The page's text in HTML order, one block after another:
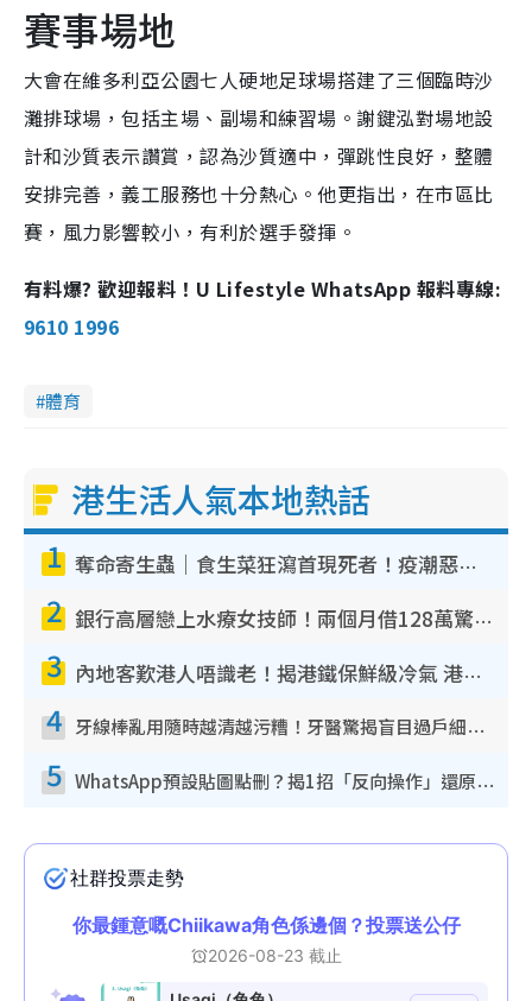
賽事場地
大會在維多利亞公園七人硬地足球場搭建了三個臨時沙
灘排球場，包括主場、副場和練習場。謝鍵泓對場地設
計和沙質表示讚賞，認為沙質適中，彈跳性良好，整體
安排完善，義工服務也十分熱心。他更指出，在市區比
賽，風力影響較小，有利於選手發揮。
有料爆? 歡迎報料！U Lifestyle WhatsApp 報料專線:
9610 1996
體育
港生活人氣本地熱話
1 奪命寄生蟲｜食生菜狂瀉首現死者！疫潮惡化錄1.8萬宗病例 揭洗菜3大謬誤
2 銀行高層戀上水療女技師！兩個月借128萬驚覺「沉船」沉落火海 揭背後疑似邪教操控賣淫
3 內地客歎港人唔識老！揭港鐵保鮮級冷氣 港人求放過：咪投訴
4 牙線棒亂用隨時越清越污糟！牙醫驚揭盲目過戶細菌恐致蛀牙：呢種先係日常真保養
5 WhatsApp預設貼圖點刪？揭1招「反向操作」還原簡潔介面 附3步實測教學